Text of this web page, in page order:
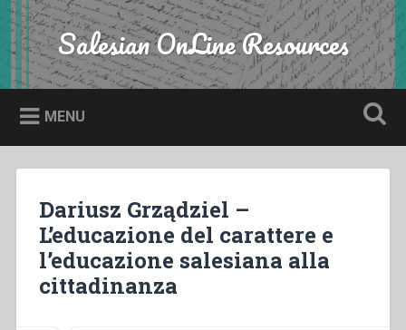
Skip
to
content
Search Salesian OnLine Resources
MENU
Dariusz Grządziel –
L’educazione del carattere e
l’educazione salesiana alla
cittadinanza